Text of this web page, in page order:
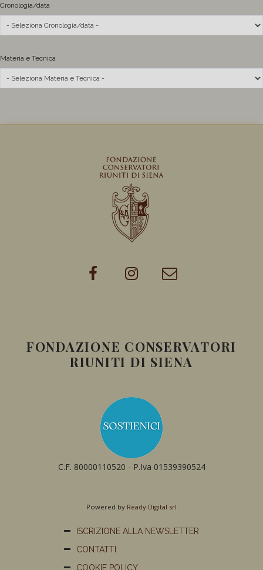
Cronologia/data
Materia e Tecnica
FONDAZIONE CONSERVATORI
RIUNITI DI SIENA
C.F. 80000110520 - P.Iva 01539390524
Powered by Ready Digital srl
ISCRIZIONE ALLA NEWSLETTER
CONTATTI
COOKIE POLICY